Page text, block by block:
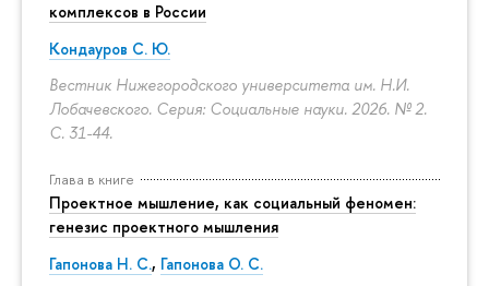
комплексов в России
Кондауров С. Ю.
Вестник Нижегородского университета им. Н.И.
Лобачевского. Серия: Социальные науки. 2026. № 2.
С. 31-44.
Глава в книге
Проектное мышление, как социальный феномен:
генезис проектного мышления
Гапонова Н. С., Гапонова О. С.